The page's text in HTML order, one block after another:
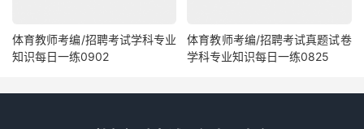
体育教师考编/招聘考试学科专业
知识每日一练0902
体育教师考编/招聘考试真题试卷
学科专业知识每日一练0825